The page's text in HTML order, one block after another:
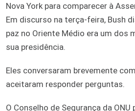
Nova York para comparecer à
Em discurso na terça-feira, Bush
paz no Oriente Médio era um dos
sua presidência.
Eles conversaram brevemente
aceitaram responder perguntas.
O Conselho de Segurança da